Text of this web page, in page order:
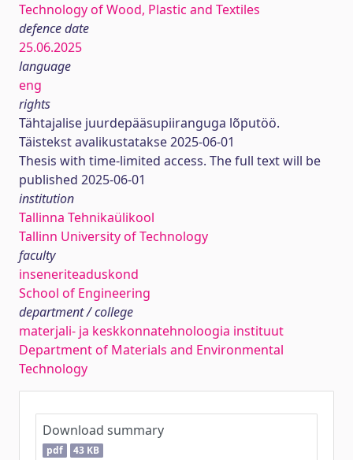
Technology of Wood, Plastic and Textiles
defence date
25.06.2025
language
eng
rights
Tähtajalise juurdepääsupiiranguga lõputöö.
Täistekst avalikustatakse 2025-06-01
Thesis with time-limited access. The full text will be
published 2025-06-01
institution
Tallinna Tehnikaülikool
Tallinn University of Technology
faculty
inseneriteaduskond
School of Engineering
department / college
materjali- ja keskkonnatehnoloogia instituut
Department of Materials and Environmental
Technology
Download summary
pdf 43 KB